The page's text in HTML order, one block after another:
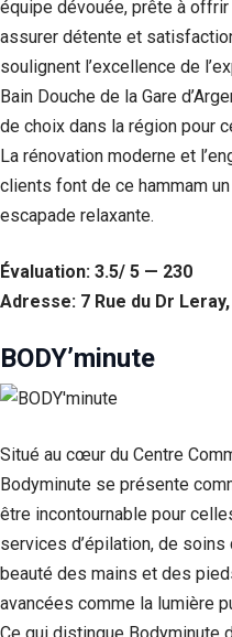
équipe dévouée, prête à
assurer détente et
soulignent l’excellence de
Bain Douche de la Gare
de choix dans la région pour
La rénovation moderne et
clients font de ce hammam
escapade relaxante.
Évaluation: 3.5/ 5 — 230
Adresse: 7 Rue du Dr
BODY’minute
Situé au cœur du Centre
Bodyminute se présente
être incontournable pour
services d’épilation, de
beauté des mains et des
avancées comme la lumière